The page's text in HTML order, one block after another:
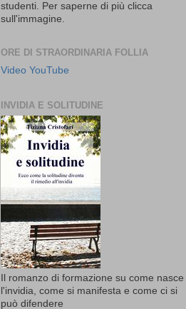
studenti. Per saperne di più clicca
sull'immagine.
ORE DI STRAORDINARIA FOLLIA
Video YouTube
INVIDIA E SOLITUDINE
Il romanzo di formazione su come nasce
l'invidia, come si manifesta e come ci si
può difendere